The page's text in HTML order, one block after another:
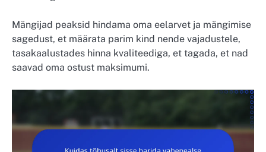
Mängijad peaksid hindama oma eelarvet ja mängimise
sagedust, et määrata parim kind nende vajadustele,
tasakaalustades hinna kvaliteediga, et tagada, et nad
saavad oma ostust maksimumi.